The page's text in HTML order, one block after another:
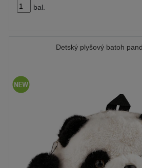
bal.
Detský plyšový batoh